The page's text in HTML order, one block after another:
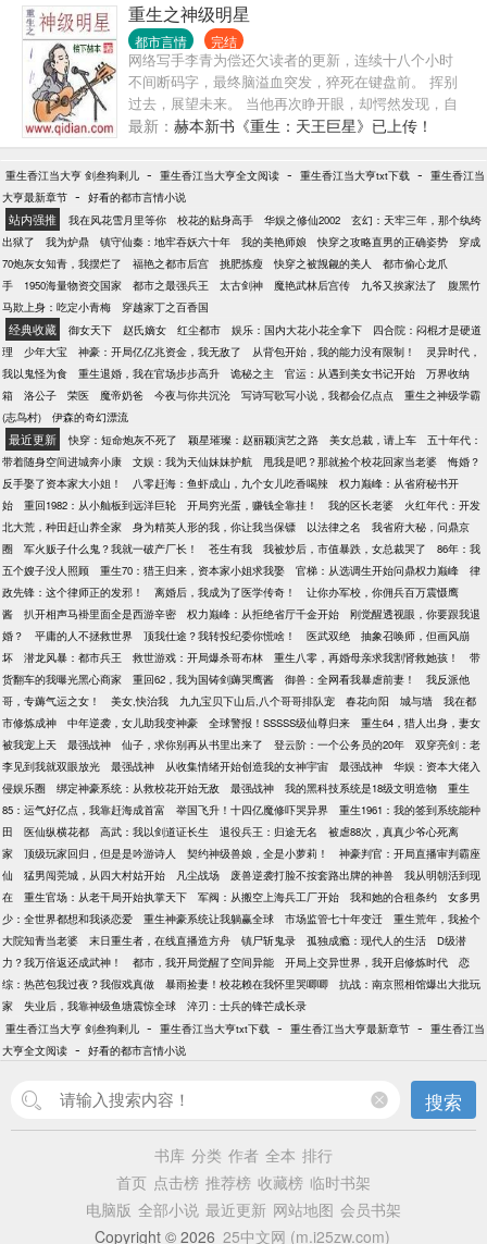
重生之神级明星
都市言情 完结
网络写手李青为偿还欠读者的更新，连续十八个小时
不间断码字，最终脑溢血突发，猝死在键盘前。 挥别
过去，展望未来。 当他再次睁开眼，却愕然发现，自
己竟然变成了一个超级大帅哥！ 而且正在一档选秀节
目《音乐之星》的后台里独自等候，即将闪亮登场！
是一鸣惊人，还是泯然众人？ 李青看着镜子里那张帅
气逼人的脸，想都不想就做出了人生中的第一个选
择。
最新： 赫本新书《重生：天王巨星》已上传！
重生香江当大亨 剑叁狗剩儿 - 重生香江当大亨全文阅读 - 重生香江当大亨txt下载 - 重生香江当
大亨最新章节 - 好看的都市言情小说
站内强推 我在风花雪月里等你 校花的贴身高手 华娱之修仙2002
玄幻：天牢三年，那个纨绔
出狱了
我为炉鼎 镇守仙秦：地牢吞妖六十年 我的美艳师娘 快穿之攻略直男的正确姿势
穿成
70炮灰女知青，我摆烂了
福艳之都市后宫 挑肥拣瘦 快穿之被觊觎的美人
都市偷心龙爪
手
1950海量物资交国家 都市之最强兵王 太古剑神 魔艳武林后宫传 九爷又挨家法了
腹黑竹
马欺上身：吃定小青梅
穿越家丁之百香国
经典收藏 御女天下 赵氏嫡女 红尘都市 娱乐：国内大花小花全拿下
四合院：闷棍才是硬道
理
少年大宝 神豪：开局亿亿兆资金，我无敌了 从背包开始，我的能力没有限制！
灵异时代，
我以鬼怪为食
重生退婚，我在官场步步高升 诡秘之主 官运：从遇到美女书记开始
万界收纳
箱
洛公子 荣医 魔帝奶爸 今夜与你共沉沦 写诗写歌写小说，我都会亿点点
重生之神级学霸
(志鸟村)
伊森的奇幻漂流
最近更新 快穿：短命炮灰不死了 颖星璀璨：赵丽颖演艺之路 美女总裁，请上车
五十年代：
带着随身空间进城奔小康
文娱：我为天仙妹妹护航 甩我是吧？那就捡个校花回家当老婆
悔婚？
反手娶了资本家大小姐！
八零赶海：鱼虾成山，九个女儿吃香喝辣
权力巅峰：从省府秘书开
始
重回1982：从小舢板到远洋巨轮 开局穷光蛋，赚钱全靠挂！ 我的区长老婆
火红年代：开发
北大荒，种田赶山养全家
身为精英人形的我，你让我当保镖 以法律之名
我省府大秘，问鼎京
圈
军火贩子什么鬼？我就一破产厂长！ 苍生有我 我被炒后，市值暴跌，女总裁哭了
86年：我
五个嫂子没人照顾
重生70：猎王归来，资本家小姐求我娶 官梯：从选调生开始问鼎权力巅峰
律
政先锋：这个律师正的发邪！
离婚后，我成为了医学传奇！
让你办军校，你佣兵百万震慑鹰
酱
扒开相声马褂里面全是西游辛密 权力巅峰：从拒绝省厅千金开始
刚觉醒透视眼，你要跟我退
婚？
平庸的人不拯救世界 顶我仕途？我转投纪委你慌啥！ 医武双绝
抽象召唤师，但画风崩
坏
潜龙风暴：都市兵王 救世游戏：开局爆杀哥布林 重生八零，再婚母亲求我割肾救她孩！
带
货翻车的我曝光黑心商家
重回62，我为国铸剑薅哭鹰酱 御兽：全网看我暴虐前妻！
我反派他
哥，专薅气运之女！
美女,快治我 九九宝贝下山后,八个哥哥排队宠 春花向阳 城与墙
我在都
市修炼成神
中年逆袭，女儿助我变神豪 全球警报！SSSSS级仙尊归来
重生64，猎人出身，妻女
被我宠上天
最强战神 仙子，求你别再从书里出来了 登云阶：一个公务员的20年
双穿亮剑：老
李见到我就双眼放光
最强战神 从收集情绪开始创造我的女神宇宙 最强战神
华娱：资本大佬入
侵娱乐圈
绑定神豪系统：从救校花开始无敌 最强战神 我的黑科技系统是18级文明造物
重生
85：运气好亿点，我靠赶海成首富
举国飞升！十四亿魔修吓哭异界
重生1961：我的签到系统能种
田
医仙纵横花都 高武：我以剑道证长生 退役兵王：归途无名
被虐88次，真真少爷心死离
家
顶级玩家回归，但是是吟游诗人 契约神级兽娘，全是小萝莉！
神豪判官：开局直播审判霸座
仙
猛男闯莞城，从四大村姑开始 凡尘战场 废兽逆袭打脸不按套路出牌的神兽
我从明朝活到现
在
重生官场：从老干局开始执掌天下 军阀：从搬空上海兵工厂开始 我和她的合租条约
女多男
少：全世界都想和我谈恋爱
重生神豪系统让我躺赢全球 市场监管七十年变迁
重生荒年，我捡个
大院知青当老婆
末日重生者，在线直播造方舟 镇尸斩鬼录 孤独成瘾：现代人的生活
D级潜
力？我万倍返还成武神！
都市，我开局觉醒了空间异能 开局上交异世界，我开启修炼时代
恋
综：热芭包我过夜？我假戏真做
暴雨捡妻！校花赖在我怀里哭唧唧
抗战：南京照相馆爆出大批玩
家
失业后，我靠神级鱼塘震惊全球
淬刃：士兵的锋芒成长录
重生香江当大亨 剑叁狗剩儿 - 重生香江当大亨txt下载 - 重生香江当大亨最新章节 - 重生香江当
大亨全文阅读 - 好看的都市言情小说
搜索
书库 分类 作者 全本 排行
首页 点击榜 推荐榜 收藏榜 临时书架
电脑版 全部小说 最近更新 网站地图 会员书架
Copyright © 2026 25中文网 (m.i25zw.com)